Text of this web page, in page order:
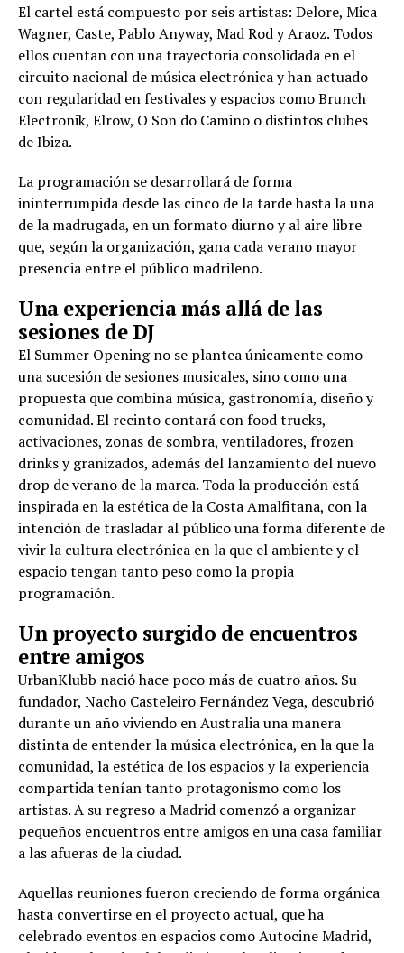
El cartel está compuesto por seis artistas: Delore, Mica
Wagner, Caste, Pablo Anyway, Mad Rod y Araoz. Todos
ellos cuentan con una trayectoria consolidada en el
circuito nacional de música electrónica y han actuado
con regularidad en festivales y espacios como Brunch
Electronik, Elrow, O Son do Camiño o distintos clubes
de Ibiza.
La programación se desarrollará de forma
ininterrumpida desde las cinco de la tarde hasta la una
de la madrugada, en un formato diurno y al aire libre
que, según la organización, gana cada verano mayor
presencia entre el público madrileño.
Una experiencia más allá de las
sesiones de DJ
El Summer Opening no se plantea únicamente como
una sucesión de sesiones musicales, sino como una
propuesta que combina música, gastronomía, diseño y
comunidad. El recinto contará con food trucks,
activaciones, zonas de sombra, ventiladores, frozen
drinks y granizados, además del lanzamiento del nuevo
drop de verano de la marca. Toda la producción está
inspirada en la estética de la Costa Amalfitana, con la
intención de trasladar al público una forma diferente de
vivir la cultura electrónica en la que el ambiente y el
espacio tengan tanto peso como la propia
programación.
Un proyecto surgido de encuentros
entre amigos
UrbanKlubb nació hace poco más de cuatro años. Su
fundador, Nacho Casteleiro Fernández Vega, descubrió
durante un año viviendo en Australia una manera
distinta de entender la música electrónica, en la que la
comunidad, la estética de los espacios y la experiencia
compartida tenían tanto protagonismo como los
artistas. A su regreso a Madrid comenzó a organizar
pequeños encuentros entre amigos en una casa familiar
a las afueras de la ciudad.
Aquellas reuniones fueron creciendo de forma orgánica
hasta convertirse en el proyecto actual, que ha
celebrado eventos en espacios como Autocine Madrid,